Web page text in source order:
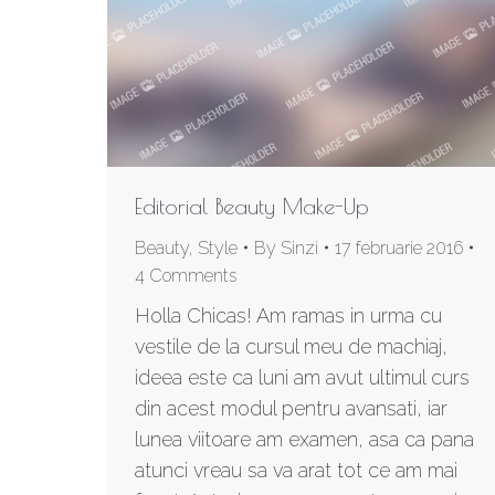
Editorial Beauty Make-Up
Beauty, Style By Sinzi
17 februarie 2016
4 Comments
Holla Chicas! Am ramas in urma cu
vestile de la cursul meu de machiaj,
ideea este ca luni am avut ultimul curs
din acest modul pentru avansati, iar
lunea viitoare am examen, asa ca pana
atunci vreau sa va arat tot ce am mai